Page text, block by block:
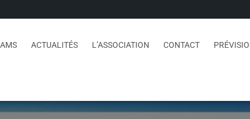
ACTUALITÉS L’ASSOCIATION CONTACT